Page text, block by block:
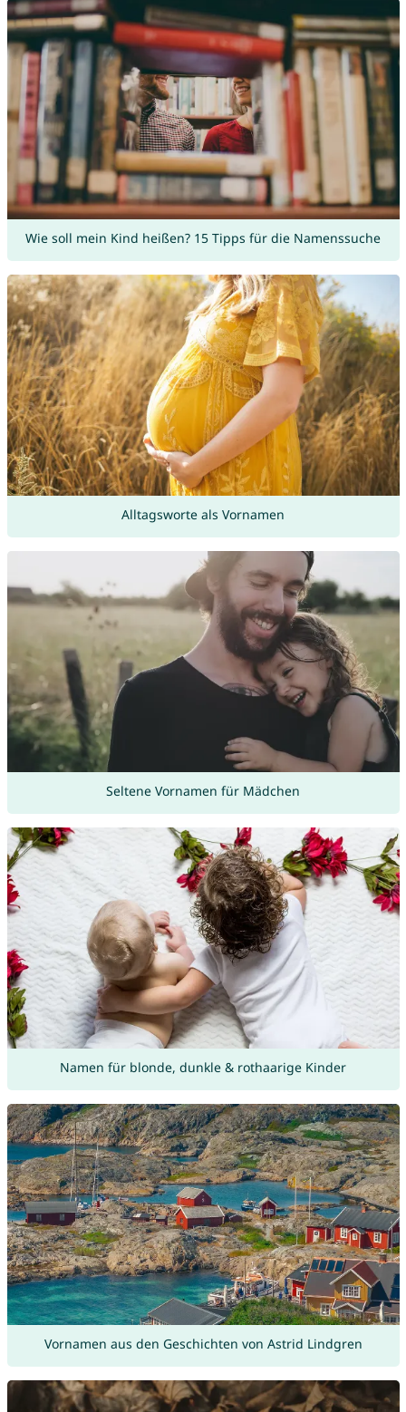
Wie soll mein Kind heißen? 15 Tipps für die Namenssuche
Alltagsworte als Vornamen
Seltene Vornamen für Mädchen
Namen für blonde, dunkle & rothaarige Kinder
Vornamen aus den Geschichten von Astrid Lindgren